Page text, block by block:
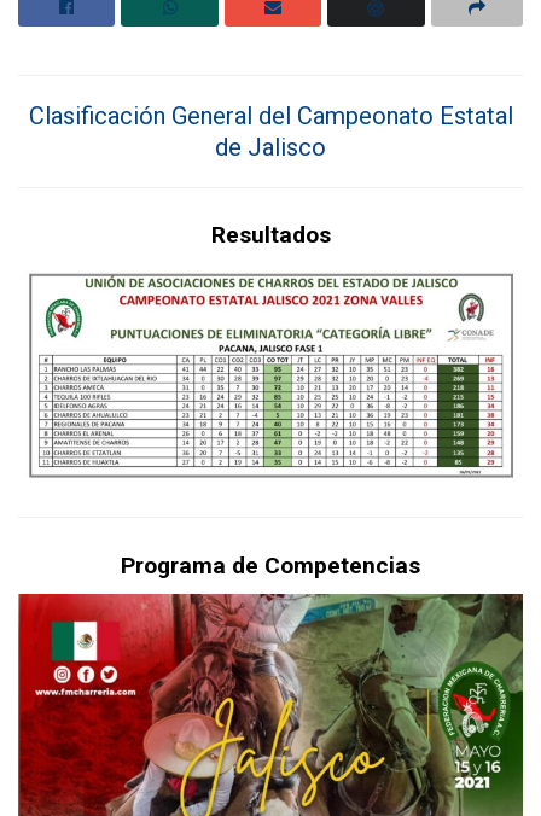
Clasificación General del Campeonato Estatal
de Jalisco
Resultados
Programa de Competencias